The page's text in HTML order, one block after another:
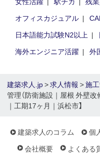
オフィスカジュアル
日本語能力試験N2以上
海外エンジニア活躍
外
建築求人.jp>求人情報 >施
管理（防衛施設｜屋根 外壁改
｜工期17ヶ月｜浜松市】
建築求人のコラム 個
会社概要
よくある